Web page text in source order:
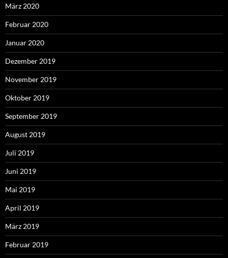
März 2020
Februar 2020
Januar 2020
Dezember 2019
November 2019
Oktober 2019
September 2019
August 2019
Juli 2019
Juni 2019
Mai 2019
April 2019
März 2019
Februar 2019